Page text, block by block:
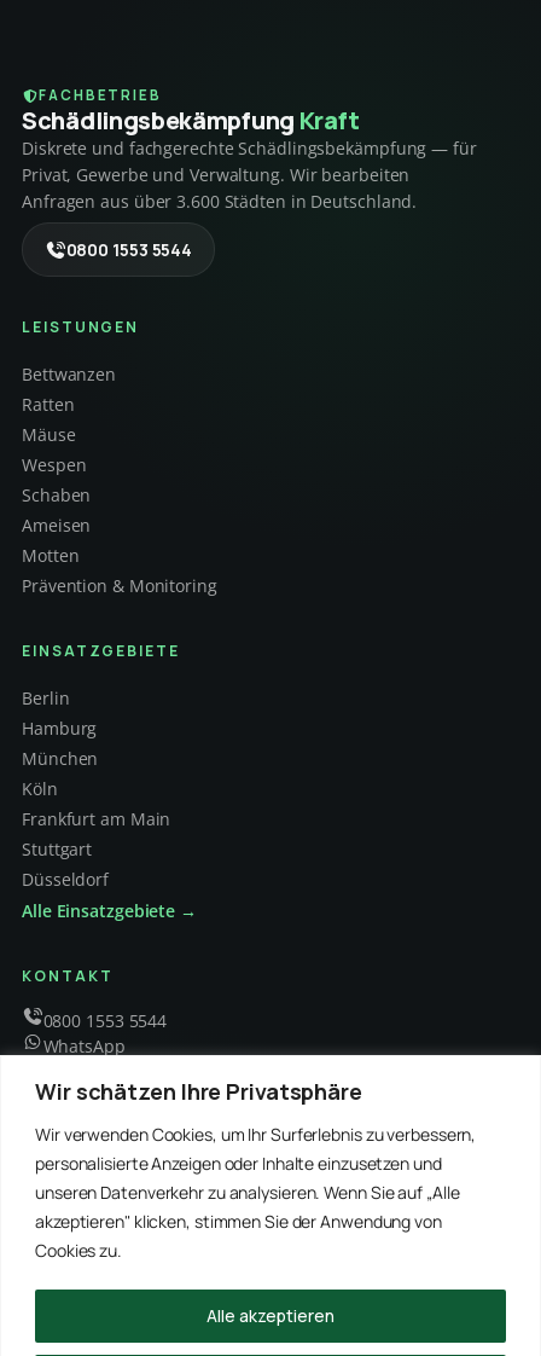
Wir schätzen Ihre Privatsphäre
Wir verwenden Cookies, um Ihr Surferlebnis zu verbessern,
personalisierte Anzeigen oder Inhalte einzusetzen und
unseren Datenverkehr zu analysieren. Wenn Sie auf „Alle
akzeptieren" klicken, stimmen Sie der Anwendung von
Cookies zu.
Alle akzeptieren
FACHBETRIEB
Schädlings­bekämpfung Kraft
Diskrete und fachgerechte Schädlingsbekämpfung — für
Privat, Gewerbe und Verwaltung. Wir bearbeiten
Anfragen aus über 3.600 Städten in Deutschland.
0800 1553 5544
LEISTUNGEN
Bettwanzen
Ratten
Mäuse
Wespen
Schaben
Ameisen
Motten
Prävention & Monitoring
EINSATZGEBIETE
Berlin
Hamburg
München
Köln
Frankfurt am Main
Stuttgart
Düsseldorf
Alle Einsatzgebiete →
KONTAKT
0800 1553 5544
WhatsApp
Mo – Fr 8 – 18 Uhr
EMPFOHLENE PARTNER
WinRei24 Dienstleistungen
Winterdienst Profi NRW
Winterdienst Niedersachsen
Winterdienst Hansa
Winterdienst Freitag